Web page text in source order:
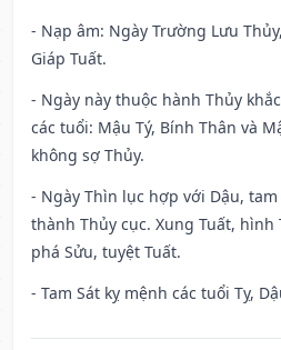
- Nạp âm: Ngày Trường Lưu
Giáp Tuất.
- Ngày này thuộc hành Thủy
các tuổi: Mậu Tý, Bính Thân và
không sợ Thủy.
- Ngày Thìn lục hợp với Dậu,
thành Thủy cục. Xung Tuất,
phá Sửu, tuyệt Tuất.
- Tam Sát kỵ mệnh các tuổi Tỵ,